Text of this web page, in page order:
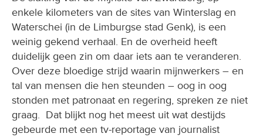
enkele kilometers van de sites van Winterslag en
Waterschei (in de Limburgse stad Genk), is een
weinig gekend verhaal. En de overheid heeft
duidelijk geen zin om daar iets aan te veranderen.
Over deze bloedige strijd waarin mijnwerkers – en
tal van mensen die hen steunden – oog in oog
stonden met patronaat en regering, spreken ze niet
graag. Dat blijkt nog het meest uit wat destijds
gebeurde met een tv-reportage van journalist